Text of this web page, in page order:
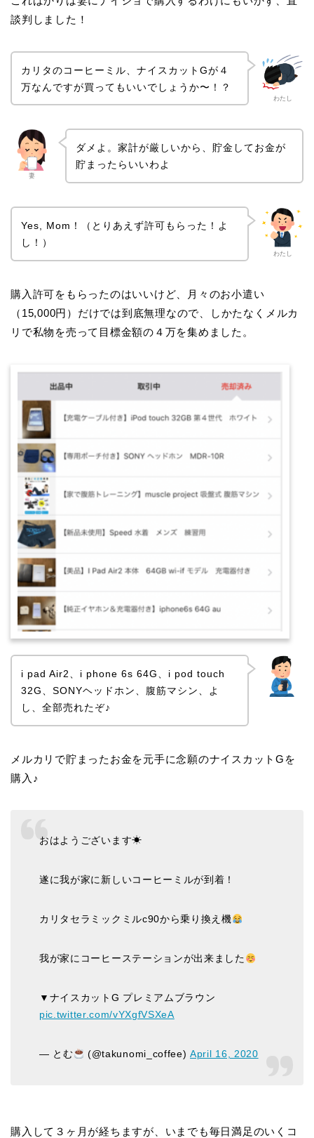
談判しました！
わたし
カリタのコーヒーミル、ナイスカットGが４
万なんですが買ってもいいでしょうか〜！？
妻
ダメよ。家計が厳しいから、貯金してお金が
貯まったらいいわよ
わたし
Yes, Mom！（とりあえず許可もらった！よ
し！）
購入許可をもらったのはいいけど、月々のお小遣い
（15,000円）だけでは到底無理なので、しかたなくメルカ
リで私物を売って目標金額の４万を集めました。
i pad Air2、i phone 6s 64G、i pod touch
32G、SONYヘッドホン、腹筋マシン、よ
し、全部売れたぞ♪
メルカリで貯まったお金を元手に念願のナイスカットGを
購入♪
おはようございます☀
遂に我が家に新しいコーヒーミルが到着！
カリタセラミックミルc90から乗り換え機
我が家にコーヒーステーションが出来ました
▼ナイスカットG プレミアムブラウン
pic.twitter.com/vYXgfVSXeA
— とむ (@takunomi_coffee)April 16, 2020
購入して３ヶ月が経ちますが、いまでも毎日満足のいくコ